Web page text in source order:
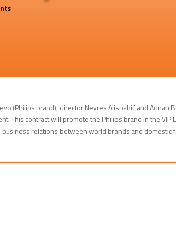
(Philips brand), director Nevres Alispahić and Adnan
This contract will promote the Philips brand in the VIP
relations between world brands and domestic